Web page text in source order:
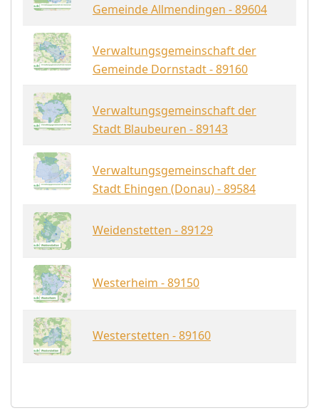
Gemeinde Allmendingen - 89604
Verwaltungsgemeinschaft der
Gemeinde Dornstadt - 89160
Verwaltungsgemeinschaft der
Stadt Blaubeuren - 89143
Verwaltungsgemeinschaft der
Stadt Ehingen (Donau) - 89584
Weidenstetten - 89129
Westerheim - 89150
Westerstetten - 89160